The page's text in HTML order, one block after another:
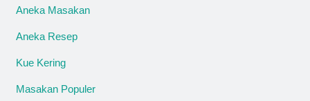
Aneka Masakan
Aneka Resep
Kue Kering
Masakan Populer